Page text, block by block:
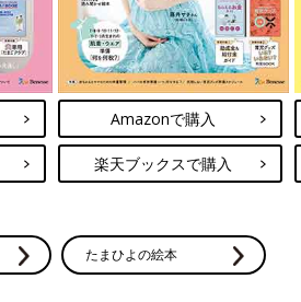
Amazonで購入
楽天ブックスで購入
たまひよの絵本